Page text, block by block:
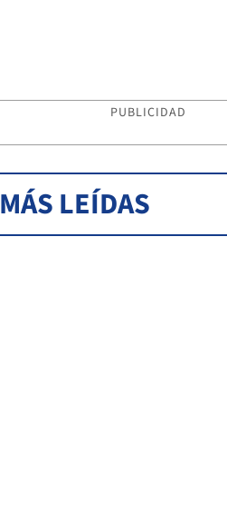
PUBLICIDAD
MÁS LEÍDAS